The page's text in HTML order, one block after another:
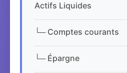
Actifs Liquides
└─ Comptes courants
└─ Épargne